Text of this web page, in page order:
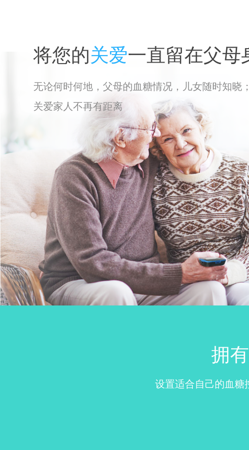
将您的关爱一直留在父母
无论何时何地，父母的血糖情况，儿女随时知晓；
关爱家人不再有距离
拥
设置适合自己的血糖